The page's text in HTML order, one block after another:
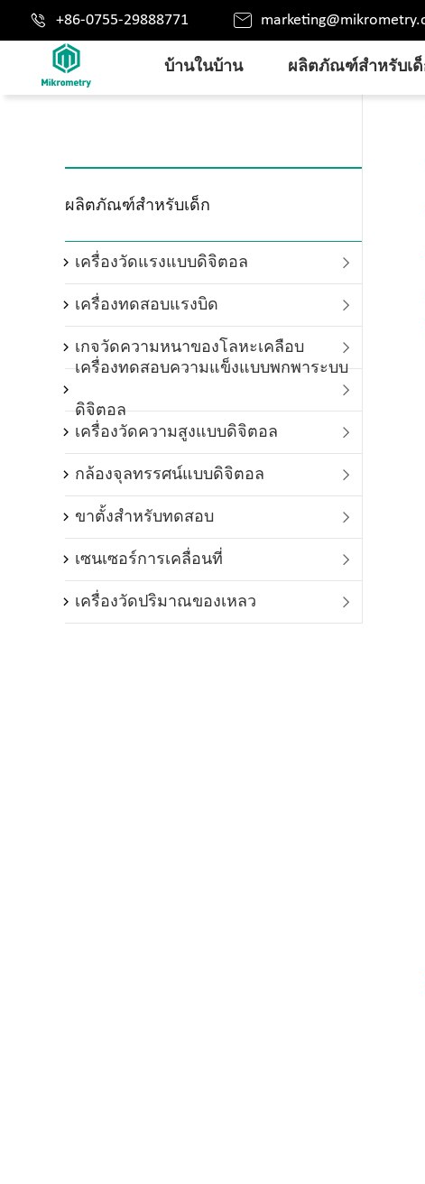
 +86-0755-29888771 
บ้านในบ้าน ผลิตภัณฑ์สำหรับเ
ผลิตภัณฑ์สำหรับเด็ก
 เครื่องวัดแรงแบบดิจิตอล
 เครื่องทดสอบแรงบิด
 เกจวัดความหนาของโลหะเคลือบ

เครื่องทดสอบความแข็งแบบพกพาระบบ
ดิจิตอล
 เครื่องวัดความสูงแบบดิจิตอล
 กล้องจุลทรรศน์แบบดิจิตอล
 ขาตั้งสำหรับทดสอบ
 เซนเซอร์การเคลื่อนที่
 เครื่องวัดปริมาณของเหลว